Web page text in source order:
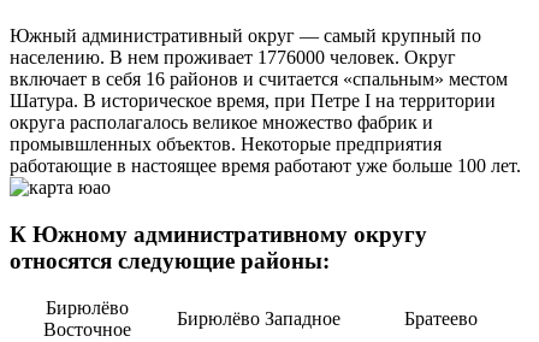
Южный административный округ — самый крупный по
населению. В нем проживает 1776000 человек. Округ
включает в себя 16 районов и считается «спальным» местом
Шатура. В историческое время, при Петре I на территории
округа располагалось великое множество фабрик и
промывшленных объектов. Некоторые предприятия
работающие в настоящее время работают уже больше 100 лет.
К Южному административному округу
относятся следующие районы:
Бирюлёво
Восточное
Бирюлёво Западное
Братеево